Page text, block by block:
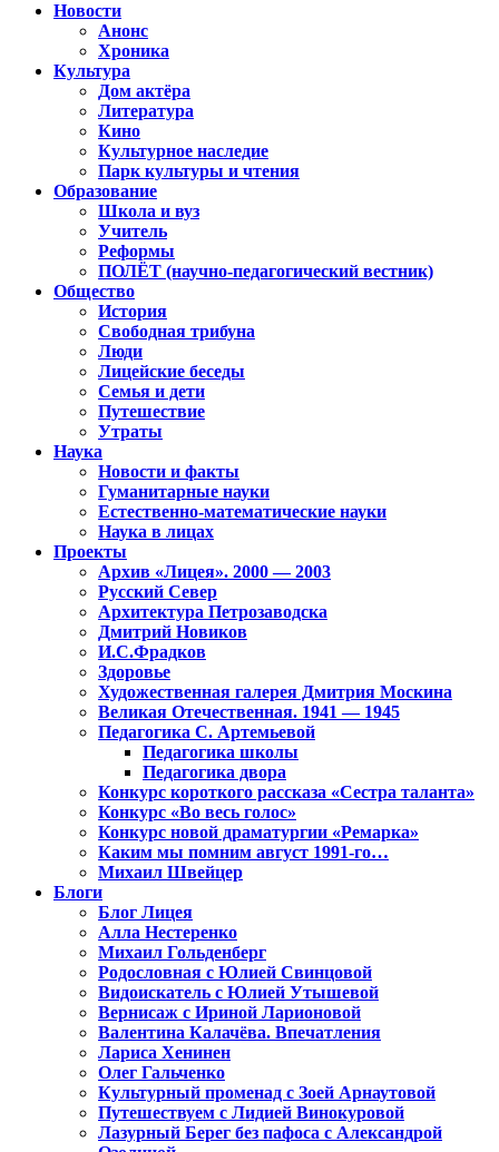
Новости
Анонс
Хроника
Культура
Дом актёра
Литература
Кино
Культурное наследие
Парк культуры и чтения
Образование
Школа и вуз
Учитель
Реформы
ПОЛЁТ (научно-педагогический вестник)
Общество
История
Свободная трибуна
Люди
Лицейские беседы
Семья и дети
Путешествие
Утраты
Наука
Новости и факты
Гуманитарные науки
Естественно-математические науки
Наука в лицах
Проекты
Архив «Лицея». 2000 — 2003
Русский Север
Архитектура Петрозаводска
Дмитрий Новиков
И.С.Фрадков
Здоровье
Художественная галерея Дмитрия Москина
Великая Отечественная. 1941 — 1945
Педагогика С. Артемьевой
Педагогика школы
Педагогика двора
Конкурс короткого рассказа «Сестра таланта»
Конкурс «Во весь голос»
Конкурс новой драматургии «Ремарка»
Каким мы помним август 1991-го…
Михаил Швейцер
Блоги
Блог Лицея
Алла Нестеренко
Михаил Гольденберг
Родословная с Юлией Свинцовой
Видоискатель с Юлией Утышевой
Вернисаж с Ириной Ларионовой
Валентина Калачёва. Впечатления
Лариса Хенинен
Олег Гальченко
Культурный променад с Зоей Арнаутовой
Путешествуем с Лидией Винокуровой
Лазурный Берег без пафоса с Александрой